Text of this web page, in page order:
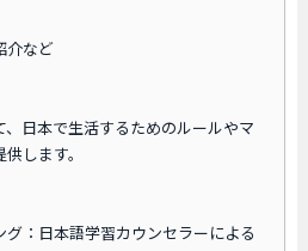
介など
日本で生活するためのルールやマ
します。
グ：日本語学習カウンセラーによる